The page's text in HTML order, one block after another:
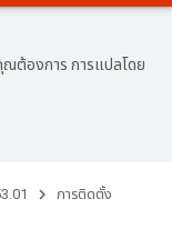
ณต้องการ การแปลโดย
การติดตั้ง